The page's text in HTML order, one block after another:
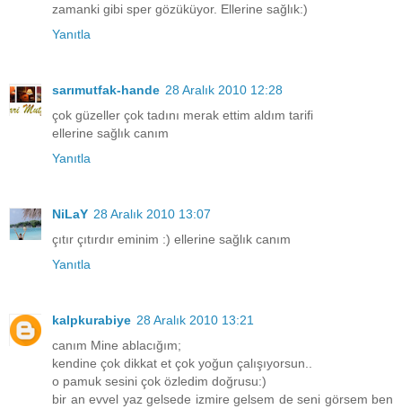
zamanki gibi sper gözüküyor. Ellerine sağlık:)
Yanıtla
sarımutfak-hande 28 Aralık 2010 12:28
çok güzeller çok tadını merak ettim aldım tarifi
ellerine sağlık canım
Yanıtla
NiLaY 28 Aralık 2010 13:07
çıtır çıtırdır eminim :) ellerine sağlık canım
Yanıtla
kalpkurabiye 28 Aralık 2010 13:21
canım Mine ablacığım;
kendine çok dikkat et çok yoğun çalışıyorsun..
o pamuk sesini çok özledim doğrusu:)
bir an evvel yaz gelsede izmire gelsem de seni görsem ben